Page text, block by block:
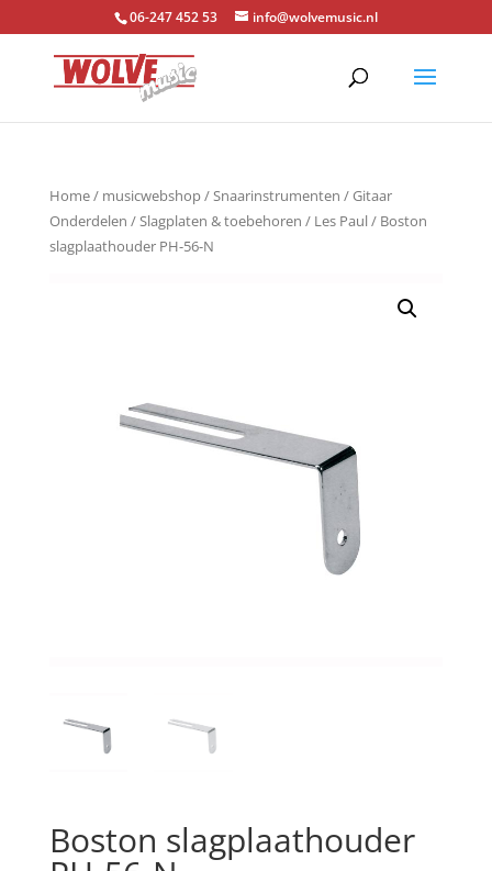
06-247 452 53 info@wolvemusic.nl
Home/ musicwebshop/Snaarinstrumenten /Gitaar
Onderdelen /Slagplaten & toebehoren / Les Paul/ Boston
slagplaathouder PH-56-N
Boston slagplaathouder